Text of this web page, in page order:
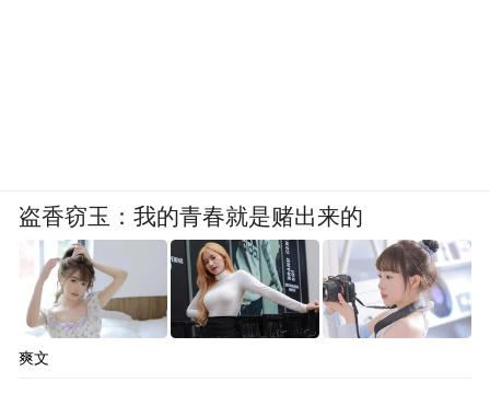
space services.”
盗香窃玉：我的青春就是赌出来的
爽文